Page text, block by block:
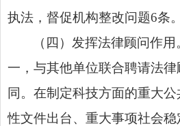
执法，督促机构整改问题6条。
（四）发挥法律顾问作
一，与其他单位联合聘请法
同。在制定科技方面的重大
性文件出台、重大事项社会